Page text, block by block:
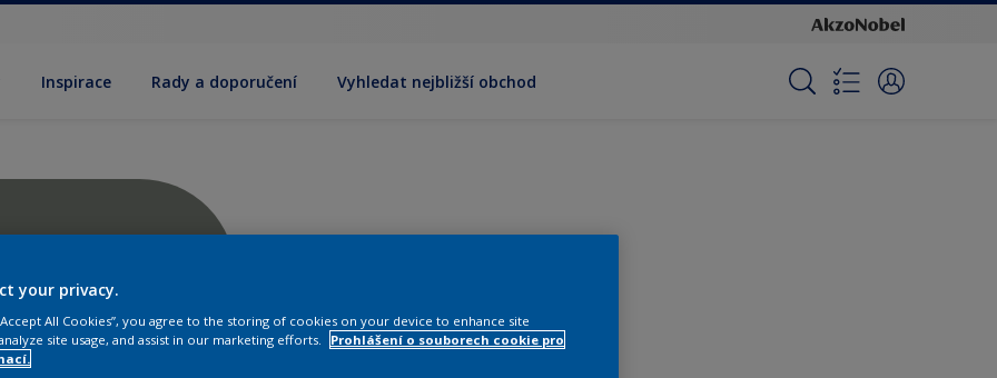
Inspirace Rady a doporučení Vyhledat nejbližší obchod
your privacy.
All Cookies”, you agree to the storing of cookies on your device to enhance site
site usage, and assist in our marketing efforts.
Prohlášení o souborech cookie pro